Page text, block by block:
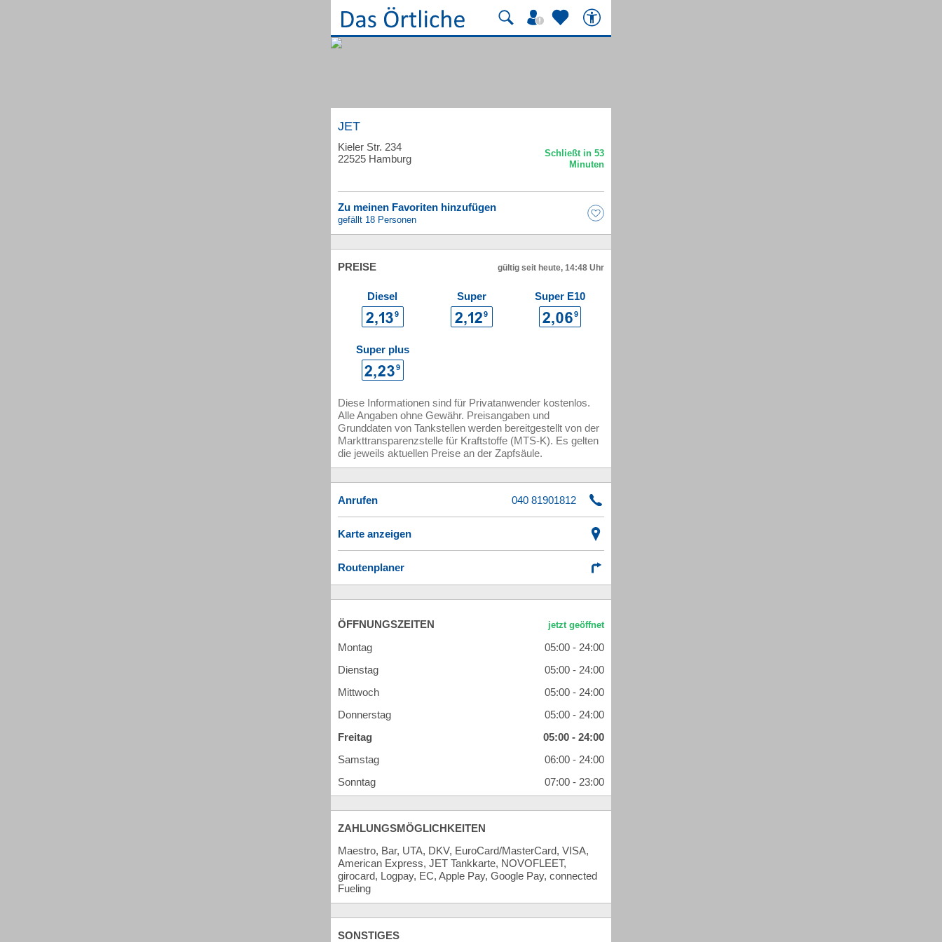
JET
Kieler Str. 234
22525 Hamburg
Zu meinen Favoriten hinzufügen
gefällt 18 Personen
PREISE gültig seit heute, 14:48 Uhr
Diesel Super Super E10
Super plus
Diese Informationen sind für Privatanwender kostenlos.
Alle Angaben ohne Gewähr. Preisangaben und
Grunddaten von Tankstellen werden bereitgestellt von der
Markttransparenzstelle für Kraftstoffe (MTS-K). Es gelten
die jeweils aktuellen Preise an der Zapfsäule.
Anrufen
Karte anzeigen
Routenplaner
ÖFFNUNGSZEITEN
Montag
05:00 - 24:00
Dienstag
05:00 - 24:00
Mittwoch
05:00 - 24:00
Donnerstag
05:00 - 24:00
Freitag
05:00 - 24:00
Samstag
06:00 - 24:00
Sonntag
07:00 - 23:00
ZAHLUNGSMÖGLICHKEITEN
Maestro, Bar, UTA, DKV, EuroCard/MasterCard, VISA,
American Express, JET Tankkarte, NOVOFLEET,
girocard, Logpay, EC, Apple Pay, Google Pay, connected
Fueling
SONSTIGES